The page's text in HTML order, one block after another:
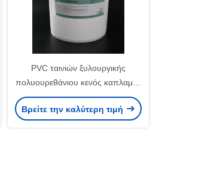
PVC ταινιών ξυλουργικής
πολυουρεθάνιου κενός καπλαμάς
κόλλας διασποράς βασισμένος
στο νερό
Βρείτε την καλύτερη τιμή